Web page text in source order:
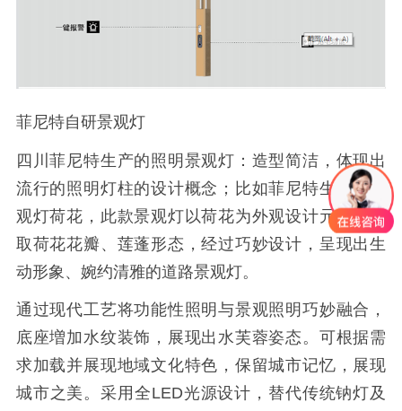
菲尼特自研景观灯
四川菲尼特生产的照明景观灯：造型简洁，体现出
流行的照明灯柱的设计概念；比如菲尼特生产的景
观灯荷花，此款景观灯以荷花为外观设计元素，提
取荷花花瓣、莲蓬形态，经过巧妙设计，呈现出生
动形象、婉约清雅的道路景观灯。
通过现代工艺将功能性照明与景观照明巧妙融合，
底座増加水纹装饰，展现出水芙蓉姿态。可根据需
求加载并展现地域文化特色，保留城市记忆，展现
城市之美。采用全LED光源设计，替代传统钠灯及